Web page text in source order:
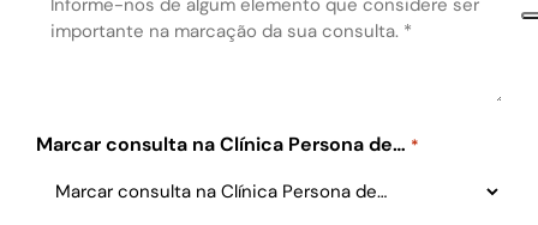
Marcar consulta na Clínica Persona de… *